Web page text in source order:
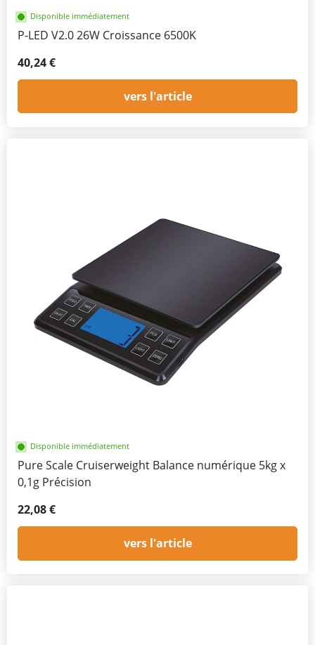
Disponible immédiatement
P-LED V2.0 26W Croissance 6500K
40,24 €
vers l'article
Disponible immédiatement
Pure Scale Cruiserweight Balance numérique 5kg x
0,1g Précision
22,08 €
vers l'article